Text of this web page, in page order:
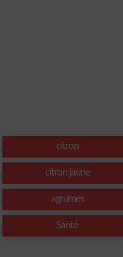
citron
citron jaune
agrumes
Santé